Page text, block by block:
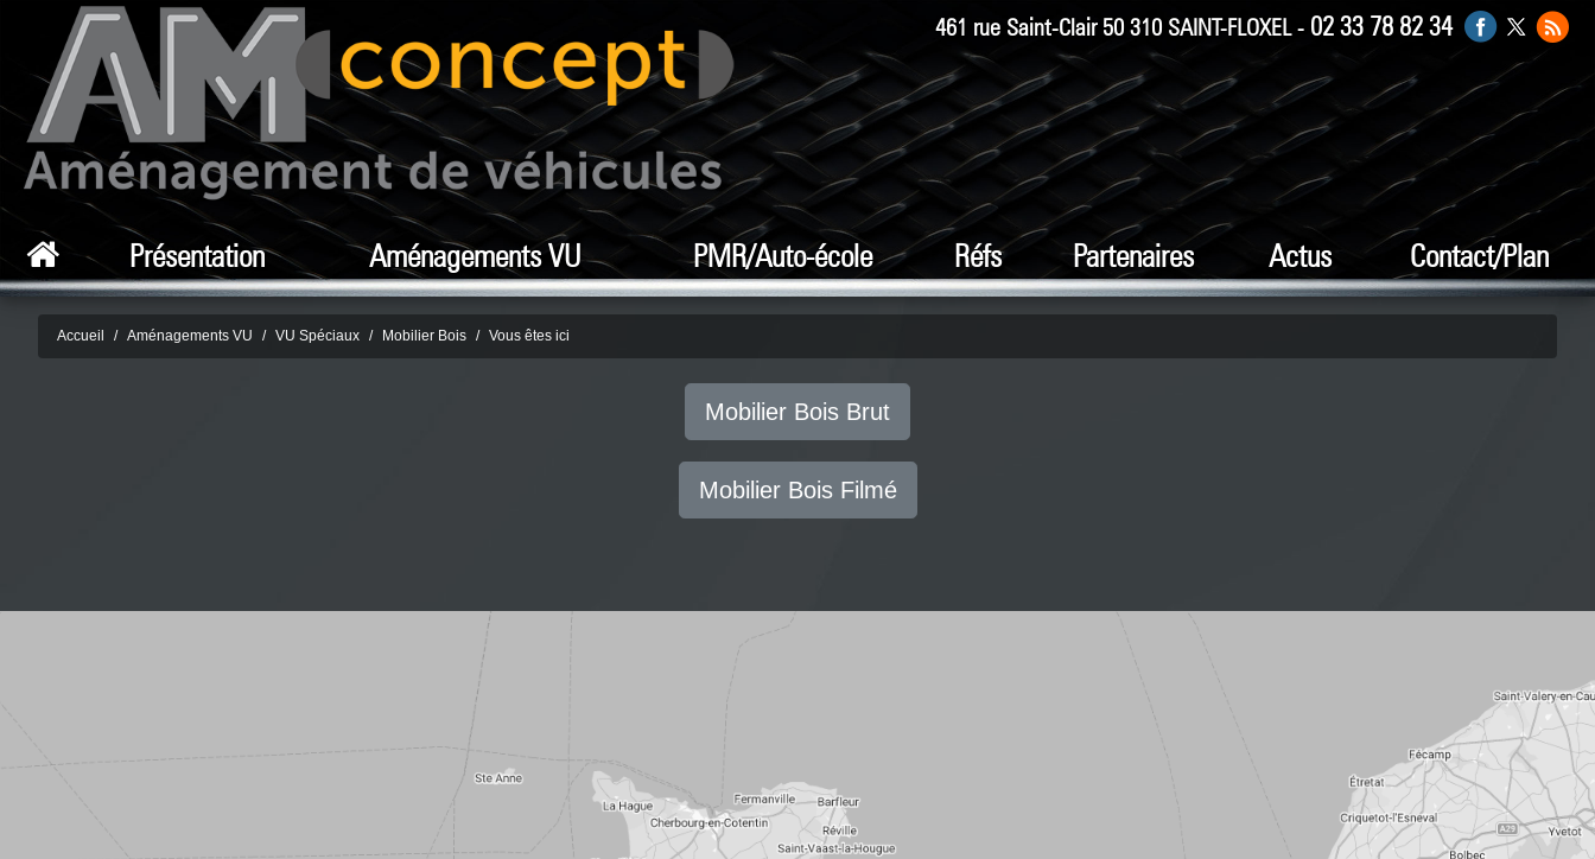
Présentation Aménagements VU PMR/Auto-école Réfs Partenaires Actus Contact/Plan
461 rue Saint-Clair 50 310 SAINT-FLOXEL - 02 33 78 82 34
Accueil Aménagements VU VU Spéciaux Mobilier Bois Vous êtes ici
Mobilier Bois Brut
Mobilier Bois Filmé